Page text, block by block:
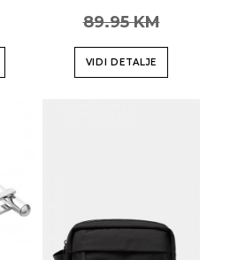
89.95 KM
VIDI DETALJE